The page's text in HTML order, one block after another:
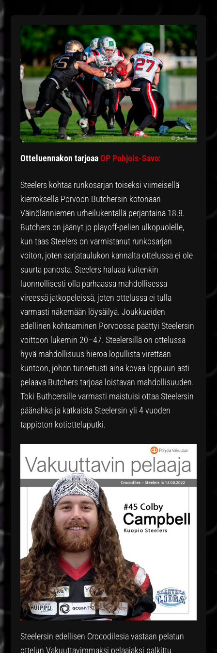
Otteluennakon tarjoaaOP Pohjois-Savo:
Steelers kohtaa runkosarjan toiseksi viimeisellä
kierroksella Porvoon Butchersin kotonaan
Väinölänniemen urheilukentällä perjantaina 18.8.
Butchers on jäänyt jo playoff-pelien ulkopuolelle,
kun taas Steelers on varmistanut runkosarjan
voiton, joten sarjataulukon kannalta ottelussa ei ole
suurta panosta. Steelers haluaa kuitenkin
luonnollisesti olla parhaassa mahdollisessa
vireessä jatkopeleissä, joten ottelussa ei tulla
varmasti näkemään löysäilyä. Joukkueiden
edellinen kohtaaminen Porvoossa päättyi Steelersin
voittoon lukemin 20–47. Steelersillä on ottelussa
hyvä mahdollisuus hieroa lopullista virettään
kuntoon, johon tunnetusti aina kovaa loppuun asti
pelaava Butchers tarjoaa loistavan mahdollisuuden.
Toki Buthcersille varmasti maistuisi ottaa Steelersin
päänahka ja katkaista Steelersin yli 4 vuoden
tappioton kotiotteluputki.
Steelersin edellisen Crocodilesia vastaan pelatun
ottelun Vakuuttavimmaksi pelaajaksi palkittu